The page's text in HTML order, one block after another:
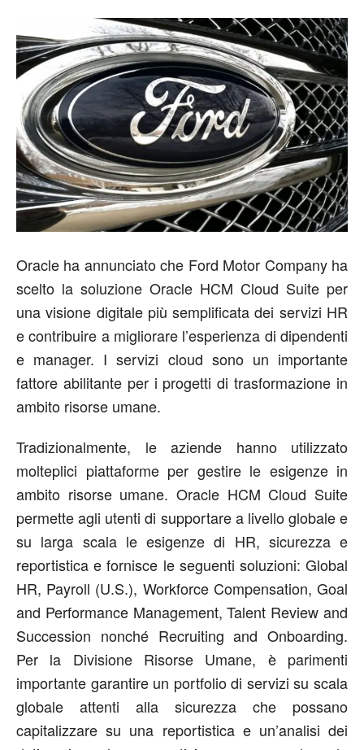
Oracle ha annunciato che Ford Motor Company ha
scelto la soluzione Oracle HCM Cloud Suite per
una visione digitale più semplificata dei servizi HR
e contribuire a migliorare l’esperienza di dipendenti
e manager. I servizi cloud sono un importante
fattore abilitante per i progetti di trasformazione in
ambito risorse umane.
Tradizionalmente, le aziende hanno utilizzato
molteplici piattaforme per gestire le esigenze in
ambito risorse umane. Oracle HCM Cloud Suite
permette agli utenti di supportare a livello globale e
su larga scala le esigenze di HR, sicurezza e
reportistica e fornisce le seguenti soluzioni: Global
HR, Payroll (U.S.), Workforce Compensation, Goal
and Performance Management, Talent Review and
Succession nonché Recruiting and Onboarding.
Per la Divisione Risorse Umane, è parimenti
importante garantire un portfolio di servizi su scala
globale attenti alla sicurezza che possano
capitalizzare su una reportistica e un’analisi dei